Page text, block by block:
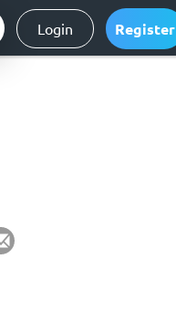
Login Register